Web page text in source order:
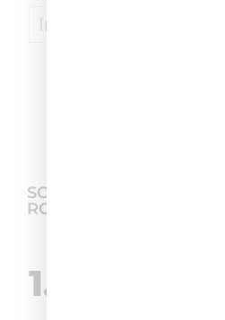
Ingredienti
SCOPRI LA MIGLIORE
ROUTINE
1.